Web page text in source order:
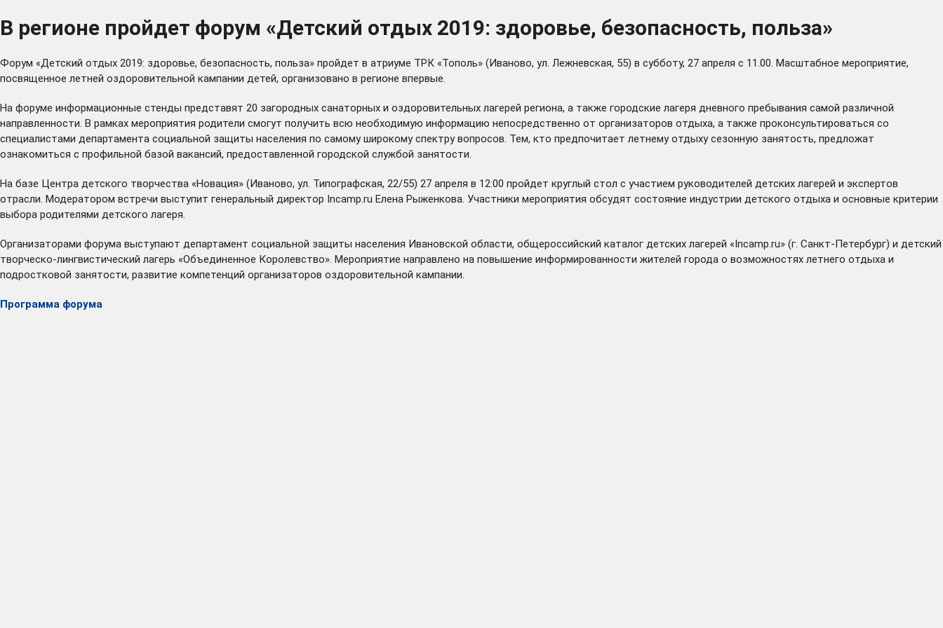
В регионе пройдет форум «Детский отдых 2019: здоровье, безопасность, польза»
Форум «Детский отдых 2019: здоровье, безопасность, польза» пройдет в атриуме ТРК «Тополь» (Иваново, ул. Лежневская, 55) в субботу, 27 апреля с 11.00. Масштабное мероприятие,
посвященное летней оздоровительной кампании детей, организовано в регионе впервые.
На форуме информационные стенды представят 20 загородных санаторных и оздоровительных лагерей региона, а также городские лагеря дневного пребывания самой различной
направленности. В рамках мероприятия родители смогут получить всю необходимую информацию непосредственно от организаторов отдыха, а также проконсультироваться со
специалистами департамента социальной защиты населения по самому широкому спектру вопросов. Тем, кто предпочитает летнему отдыху сезонную занятость, предложат
ознакомиться с профильной базой вакансий, предоставленной городской службой занятости.
На базе Центра детского творчества «Новация» (Иваново, ул. Типографская, 22/55) 27 апреля в 12:00 пройдет круглый стол с участием руководителей детских лагерей и экспертов
отрасли. Модератором встречи выступит генеральный директор Incamp.ru Елена Рыженкова. Участники мероприятия обсудят состояние индустрии детского отдыха и основные критерии
выбора родителями детского лагеря.
Организаторами форума выступают департамент социальной защиты населения Ивановской области, общероссийский каталог детских лагерей «Incamp.ru» (г. Санкт-Петербург) и детский
творческо-лингвистический лагерь «Объединенное Королевство». Мероприятие направлено на повышение информированности жителей города о возможностях летнего отдыха и
подростковой занятости, развитие компетенций организаторов оздоровительной кампании.
Программа форума